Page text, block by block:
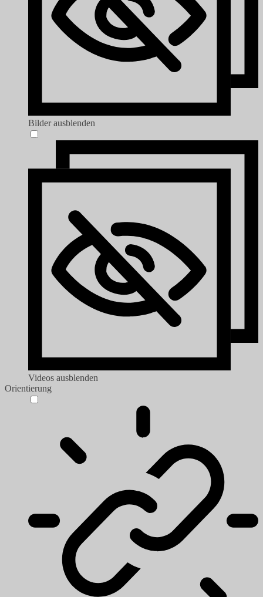
Bilder ausblenden
Videos ausblenden
Orientierung